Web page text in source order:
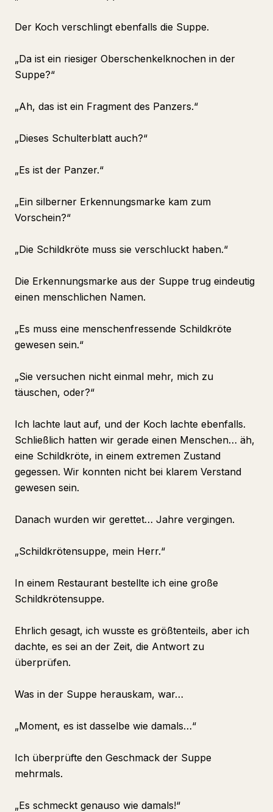
Der Koch verschlingt ebenfalls die Suppe.
„Da ist ein riesiger Oberschenkelknochen in der
Suppe?“
„Ah, das ist ein Fragment des Panzers.“
„Dieses Schulterblatt auch?“
„Es ist der Panzer.“
„Ein silberner Erkennungsmarke kam zum
Vorschein?“
„Die Schildkröte muss sie verschluckt haben.“
Die Erkennungsmarke aus der Suppe trug eindeutig
einen menschlichen Namen.
„Es muss eine menschenfressende Schildkröte
gewesen sein.“
„Sie versuchen nicht einmal mehr, mich zu
täuschen, oder?“
Ich lachte laut auf, und der Koch lachte ebenfalls.
Schließlich hatten wir gerade einen Menschen… äh,
eine Schildkröte, in einem extremen Zustand
gegessen. Wir konnten nicht bei klarem Verstand
gewesen sein.
Danach wurden wir gerettet… Jahre vergingen.
„Schildkrötensuppe, mein Herr.“
In einem Restaurant bestellte ich eine große
Schildkrötensuppe.
Ehrlich gesagt, ich wusste es größtenteils, aber ich
dachte, es sei an der Zeit, die Antwort zu
überprüfen.
Was in der Suppe herauskam, war…
„Moment, es ist dasselbe wie damals…“
Ich überprüfte den Geschmack der Suppe
mehrmals.
„Es schmeckt genauso wie damals!“